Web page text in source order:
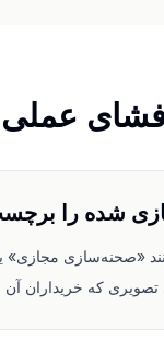
عملی
شده را
«صحنه‌سازی
که خریداران آن را